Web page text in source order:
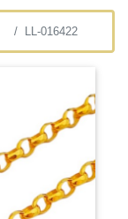
LL-016422